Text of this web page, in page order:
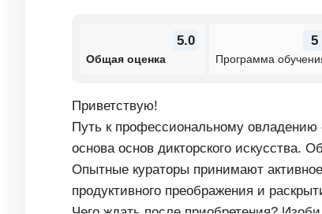
5.0
Общая оценка
5
Программа
Приветствую!
Путь к профессиональному
основа основ дикторского искусства.
Опытные кураторы принимают
продуктивного преображения и